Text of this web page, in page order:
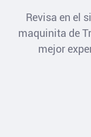
Revisa en el
maquinita de
mejor